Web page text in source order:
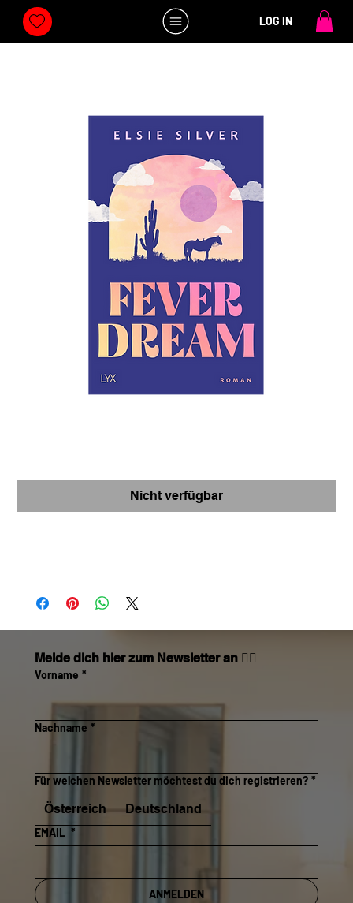
LOG IN
Melde dich hier zum Newsletter an 👇🏼
Vorname *
Nachname *
Für welchen Newsletter möchtest du dich registrieren? *
Österreich Deutschland
EMAIL *
ANMELDEN
Nicht verfügbar